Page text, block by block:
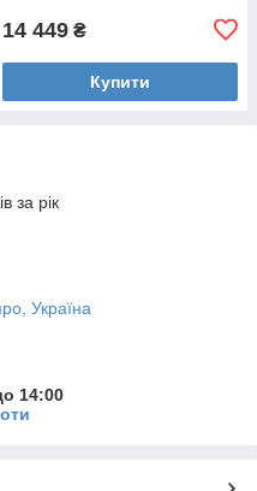
14 449 ₴
Купити
за рік
Україна
14:00